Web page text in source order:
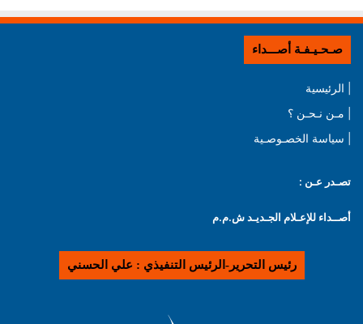
صـحـيـفـة أصـــداء
| الرئيسية
| مـن نـحـن ؟
| سياسة الخصـوصـية
تصـدر عـن :
أصــداء للإعـلام الجـديـد ش.م.م
رئيس التحرير-الرئيس التنفيذي : علي الحسني